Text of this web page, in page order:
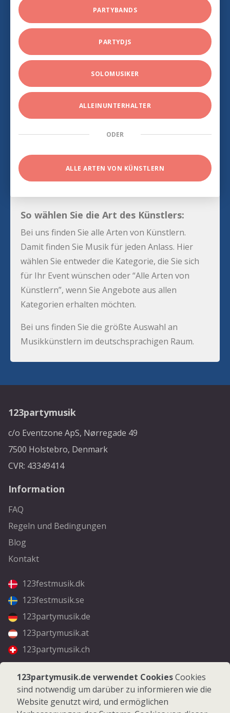
PARTYBANDS
PARTYDJS
SOLOMUSIKER
ALLEINUNTERHALTER
ODER
ALLE ARTEN VON KÜNSTLERN
So wählen Sie die Art des Künstlers:
Bei uns finden Sie alle Arten von Künstlern.
Damit finden Sie Musik für jeden Anlass. Hier
wählen Sie entweder die Kategorie, die Sie sich
für Ihr Event wünschen oder “Alle Arten von
Künstlern”, wenn Sie Angebote aus allen
Kategorien erhalten möchten.
Bei uns finden Sie die größte Auswahl an
Musikkünstlern im deutschsprachigen Raum.
123partymusik
c/o Eventzone ApS, Nørregade 49
7500 Holstebro, Denmark
CVR: 43349414
Information
FAQ
Regeln und Bedingungen
Blog
Kontakt
123festmusik.dk
123festmusik.se
123partymusik.de
123partymusik.at
123partymusik.ch
Folgen Sie uns
Facebook
Instagram
123partymusik.de verwendet CookiesCookies
sind notwendig um darüber zu informieren wie die
Website genutzt wird, und ermöglichen